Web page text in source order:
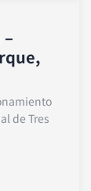
de Tres